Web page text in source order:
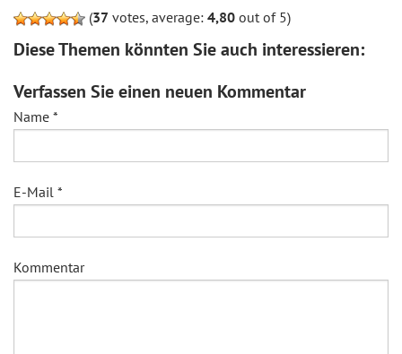
(37 votes, average: 4,80 out of 5)
Diese Themen könnten Sie auch interessieren:
Verfassen Sie einen neuen Kommentar
Name *
E-Mail *
Kommentar